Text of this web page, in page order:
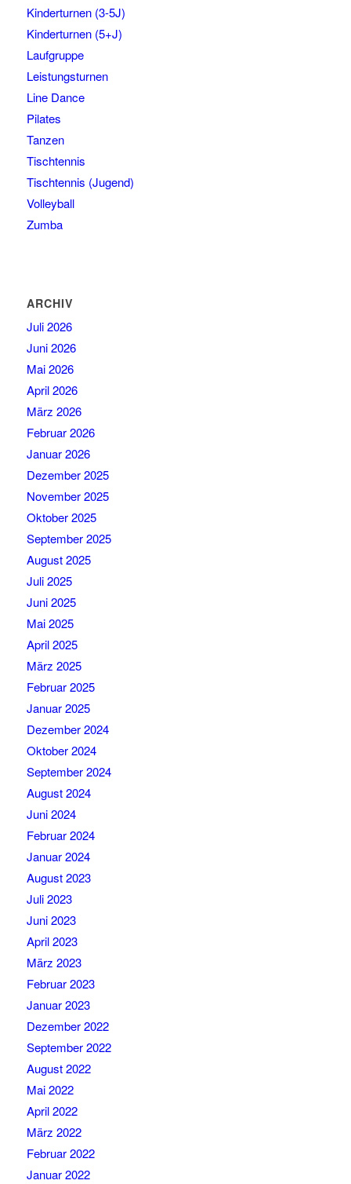
Kinderturnen (3-5J)
Kinderturnen (5+J)
Laufgruppe
Leistungsturnen
Line Dance
Pilates
Tanzen
Tischtennis
Tischtennis (Jugend)
Volleyball
Zumba
ARCHIV
Juli 2026
Juni 2026
Mai 2026
April 2026
März 2026
Februar 2026
Januar 2026
Dezember 2025
November 2025
Oktober 2025
September 2025
August 2025
Juli 2025
Juni 2025
Mai 2025
April 2025
März 2025
Februar 2025
Januar 2025
Dezember 2024
Oktober 2024
September 2024
August 2024
Juni 2024
Februar 2024
Januar 2024
August 2023
Juli 2023
Juni 2023
April 2023
März 2023
Februar 2023
Januar 2023
Dezember 2022
September 2022
August 2022
Mai 2022
April 2022
März 2022
Februar 2022
Januar 2022